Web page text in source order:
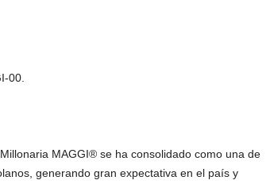
00.
MAGGI® se ha consolidado como una de
generando gran expectativa en el país y